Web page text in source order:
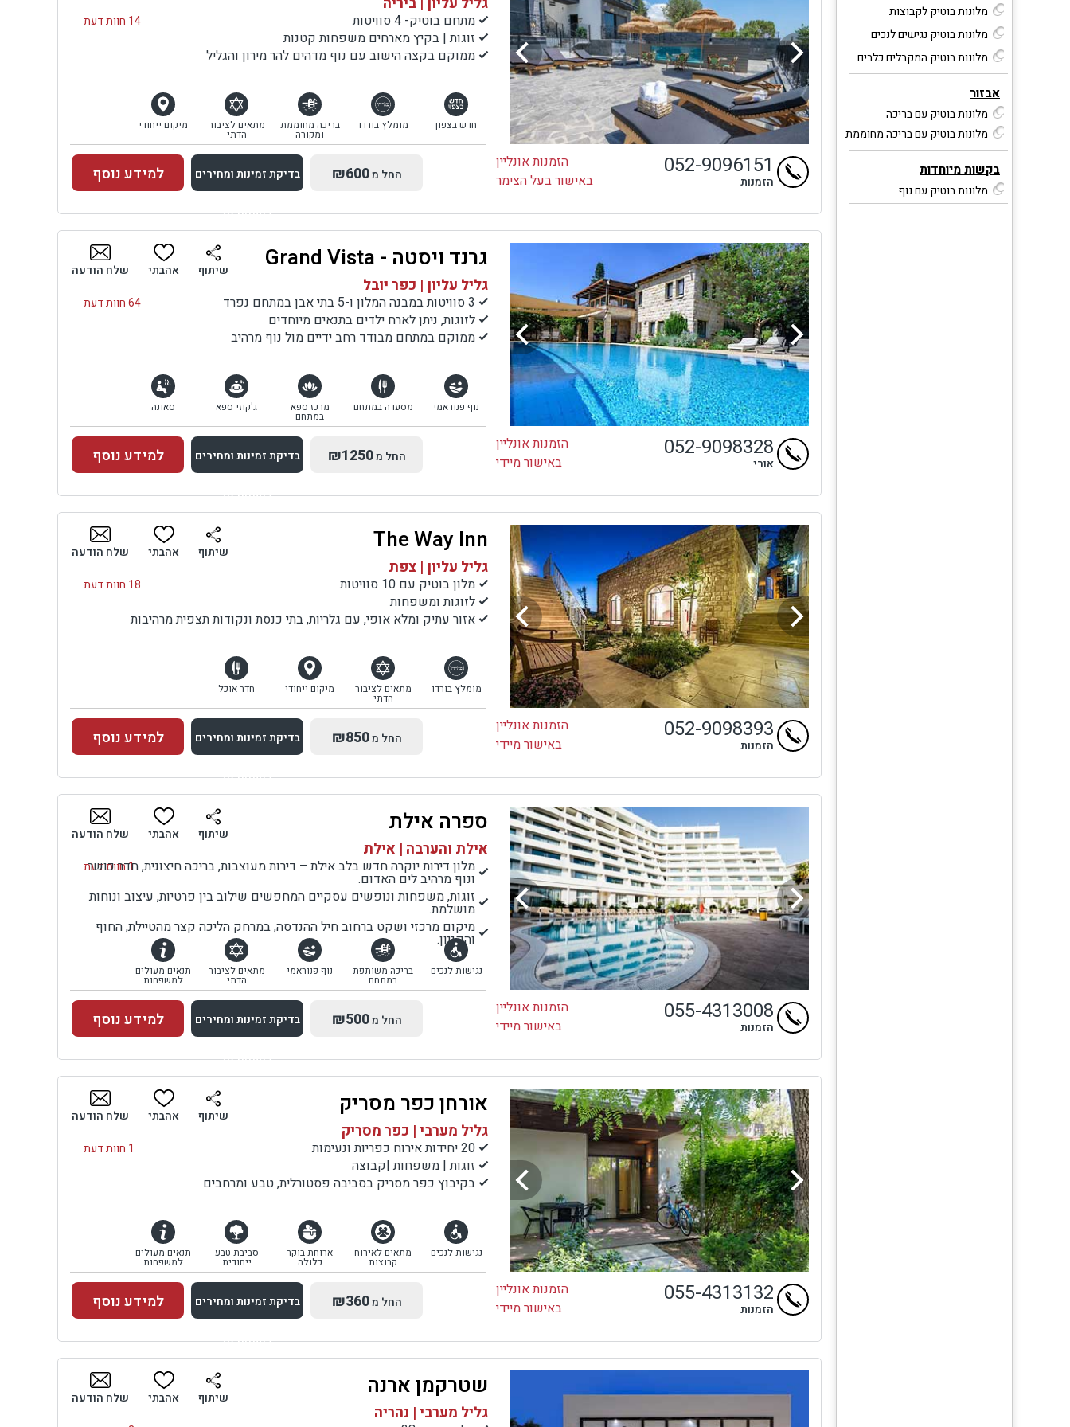
מלונות בוטיק לקבוצות
מלונות בוטיק נגישים לנכים
מלונות בוטיק המקבלים כלבים
אבזור
מלונות בוטיק עם בריכה
מלונות בוטיק עם בריכה מחוממת
בקשות מיוחדות
מלונות בוטיק עם נוף
14 חוות דעת
מתחם בוטיק- 4 סוויטות
זוגות | בקיץ מארחים משפחות קטנות
ממוקם בקצה הישוב עם נוף מדהים להר מירון והגליל
חדש בצפון מומלץ בורדו בריכה מחוממת
ומקורה
מתאים לציבור
הדתי
מיקום ייחודי
הזמנות אונליין
באישור בעל הצימר
052-9096151
הזמנות החל מ₪600 בדיקת זמינות ומחירים
למתחם זה
בדיקת זמינות ומחירים
למידע נוסף
גרנד ויסטה - Grand Vista
גליל עליון | כפר יובל
64 חוות דעת
3 סוויטות במבנה המלון ו-5 בתי אבן במתחם נפרד
לזוגות, ניתן לארח ילדים בתנאים מיוחדים
ממוקם במתחם מבודד רחב ידיים מול נוף מרהיב
שיתוף אהבתי שלח הודעה
נוף פנוראמי מסעדה במתחם מרכז ספא
במתחם
ג'קוזי ספא סאונה
הזמנות אונליין
באישור מיידי
052-9098328
אורי החל מ₪1250 בדיקת זמינות ומחירים
למתחם זה
בדיקת זמינות ומחירים
למידע נוסף
The Way Inn
גליל עליון | צפת
18 חוות דעת
מלון בוטיק עם 10 סוויטות
לזוגות ומשפחות
אזור עתיק ומלא אופי, עם גלריות, בתי כנסת ונקודות תצפית מרהיבות
שיתוף אהבתי שלח הודעה
מומלץ בורדו מתאים לציבור
הדתי
מיקום ייחודי חדר אוכל
הזמנות אונליין
באישור מיידי
052-9098393
הזמנות החל מ₪850 בדיקת זמינות ומחירים
למתחם זה
בדיקת זמינות ומחירים
למידע נוסף
ספרה אילת
אילת והערבה | אילת
1 חוות דעת
מלון דירות יוקרה חדש בלב אילת – דירות מעוצבות, בריכה חיצונית, חדר כושר
ונוף מרהיב לים האדום.
זוגות, משפחות ונופשים עסקיים המחפשים שילוב בין פרטיות, עיצוב ונוחות
מושלמת.
מיקום מרכזי ושקט ברחוב חיל ההנדסה, במרחק הליכה קצר מהטיילת, החוף
והקניון.
שיתוף אהבתי שלח הודעה
נגישות לנכים בריכה משותפת
במתחם
נוף פנוראמי מתאים לציבור
הדתי
תנאים מעולים
למשפחות
הזמנות אונליין
באישור מיידי
055-4313008
הזמנות החל מ₪500 בדיקת זמינות ומחירים
למתחם זה
בדיקת זמינות ומחירים
למידע נוסף
אורחן כפר מסריק
גליל מערבי | כפר מסריק
1 חוות דעת
20 יחידות אירוח כפריות ונעימות
זוגות | משפחות |קבוצה
בקיבוץ כפר מסריק בסביבה פסטורלית, טבע ומרחבים
שיתוף אהבתי שלח הודעה
נגישות לנכים מתאים לאירוח
קבוצות
ארוחת בוקר
כלולה
סביבת טבע
ייחודית
תנאים מעולים
למשפחות
הזמנות אונליין
באישור מיידי
055-4313132
הזמנות החל מ₪360 בדיקת זמינות ומחירים
למתחם זה
בדיקת זמינות ומחירים
למידע נוסף
שטרקמן ארנה
גליל מערבי | נהריה
שיתוף אהבתי שלח הודעה